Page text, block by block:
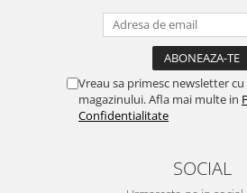
Vreau sa primesc newsletter
magazinului. Afla mai multe in
Confidentialitate
SOCIAL